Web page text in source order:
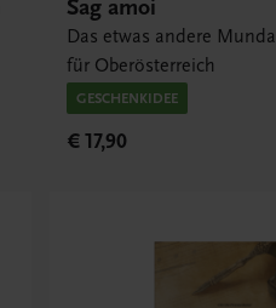
Sag amoi
Das etwas andere
für Oberösterreich
GESCHENKIDEE
€ 17,90